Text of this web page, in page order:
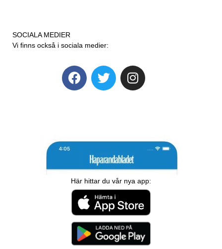
SOCIALA MEDIER
Vi finns också i sociala medier:
Här hittar du vår nya app: